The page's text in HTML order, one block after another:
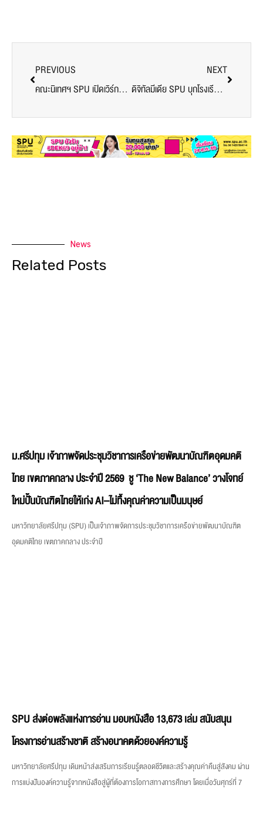
PREVIOUS
คณะนิเทศฯ SPU เปิดเวิร์กชอป “UP SKILL” FRESHY 68 เสริมทักษะก่อนเรียนจริง
NEXT
ดิจิทัลมีเดีย SPU บุกโรงเรียนสารสาสน์ฯ ส่งต่อไอเดียสร้างสรรค์! Spark Camp ผ่านกิจกรรม AI สุดครีเอทีฟ
News
Related Posts
ม.ศรีปทุม เจ้าภาพจัดประชุมวิชาการเครือข่ายพัฒนาบัณฑิตอุดมคติ
ไทย เขตภาคกลาง ประจำปี 2569 ชู ‘The New Balance’ วางโจทย์
ใหม่ปั้นบัณฑิตไทยให้เก่ง AI–ไม่ทิ้งคุณค่าความเป็นมนุษย์
มหาวิทยาลัยศรีปทุม (SPU) เป็นเจ้าภาพจัดการประชุมวิชาการเครือข่ายพัฒนาบัณฑิต
อุดมคติไทย เขตภาคกลาง ประจำปี
SPU ส่งต่อพลังแห่งการอ่าน มอบหนังสือ 13,673 เล่ม สนับสนุน
โครงการอ่านสร้างชาติ สร้างอนาคตด้วยองค์ความรู้
มหาวิทยาลัยศรีปทุม เดินหน้าส่งเสริมการเรียนรู้ตลอดชีวิตและสร้างคุณค่าคืนสู่สังคม ผ่าน
การแบ่งปันองค์ความรู้จากหนังสือสู่ผู้ที่ต้องการโอกาสทางการศึกษา โดยเมื่อวันศุกร์ที่ 7